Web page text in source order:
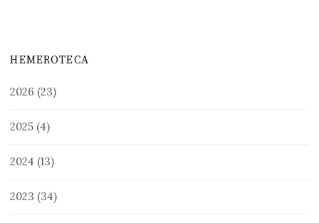
HEMEROTECA
2026 (23)
2025 (4)
2024 (13)
2023 (34)